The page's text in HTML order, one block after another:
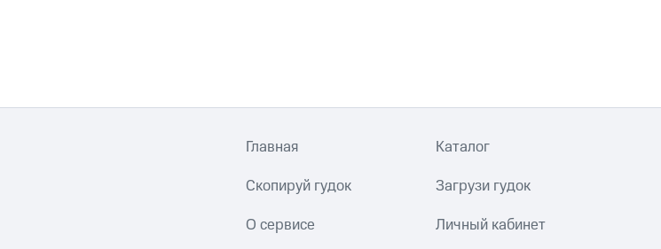
Главная Каталог
Скопируй гудок Загрузи гудок
О сервисе Личный кабинет